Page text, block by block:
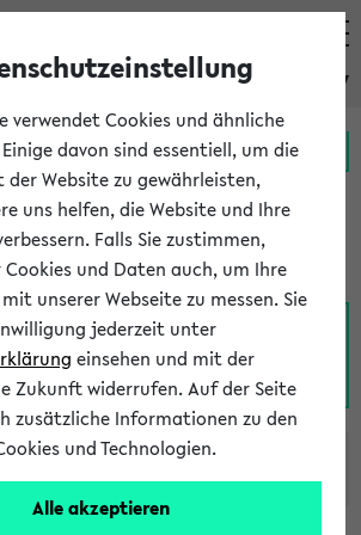
eKVV
Zum MeineUni Portal
der
Bielefeld
H I J K L M N O
W X Y
Z
verwendet Cookies und ähnliche
davon sind essentiell, um die
Website zu gewährleisten,
uns helfen, die Website und Ihre
Falls Sie zustimmen,
Cookies und Daten auch, um Ihre
unserer Webseite zu messen. Sie
jederzeit unter
einsehen und mit der
Zukunft widerrufen. Auf der Seite
zusätzliche Informationen zu den
und Technologien.
Alle akzeptieren